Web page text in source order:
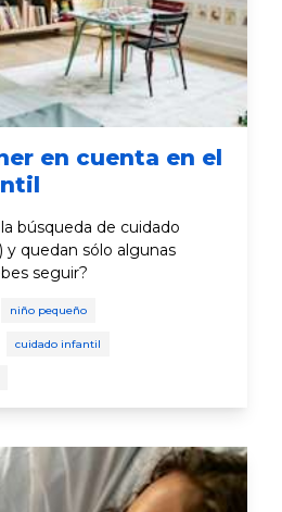
en cuenta en el
búsqueda de cuidado
y quedan sólo algunas
seguir?
niño pequeño
cuidado infantil